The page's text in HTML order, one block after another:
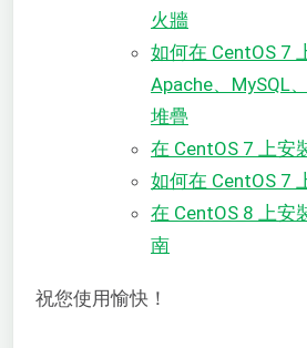
火牆
如何在 CentOS 7
Apache、MySQL
堆疊
在 CentOS 7 上安
如何在 CentOS 7
在 CentOS 8 上安
南
祝您使用愉快！